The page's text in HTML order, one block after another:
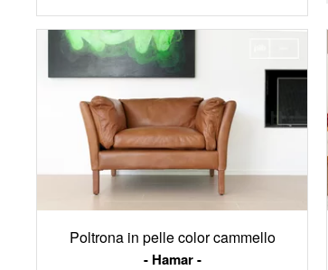
Poltrona in pelle color cammello
Hamar